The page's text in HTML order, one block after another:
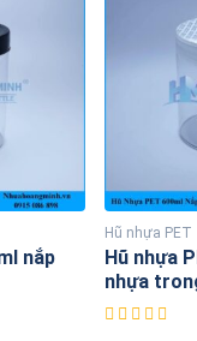
nắp
Hũ nhựa PET
Hũ nhựa
nhựa